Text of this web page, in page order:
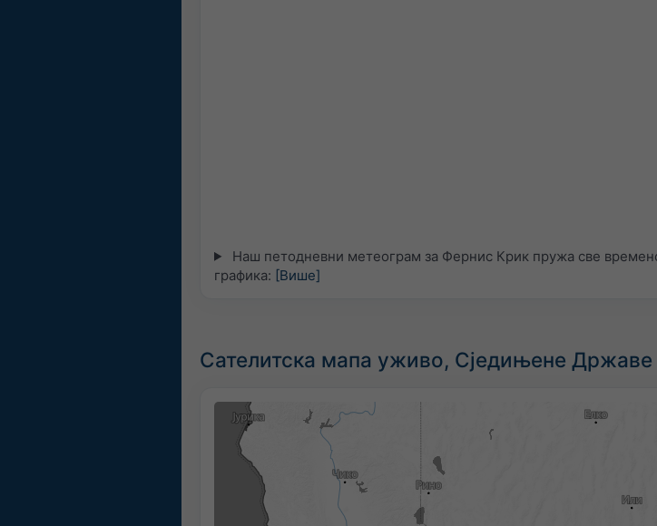
Наш петодневни метеограм за Фернис Крик пружа све
графика: [Више]
Сателитска мапа уживо, Сједињене Државе